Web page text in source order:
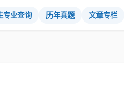
专业查询 历年真题 文章专栏